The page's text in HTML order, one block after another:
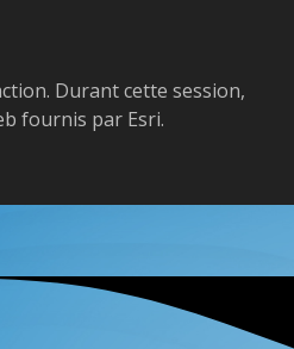
Durant cette session,
fournis par Esri.